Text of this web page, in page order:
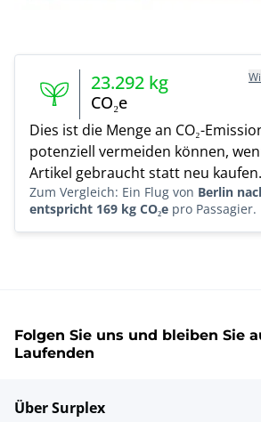
23.292 kg
CO₂e
Dies ist die Menge an CO₂-
potenziell vermeiden können,
Artikel gebraucht statt neu kaufen.
Zum Vergleich: Ein Flug von Berlin
entspricht 169 kg CO₂e pro Passagier.
Folgen Sie uns und bleiben Sie
Laufenden
Über Surplex